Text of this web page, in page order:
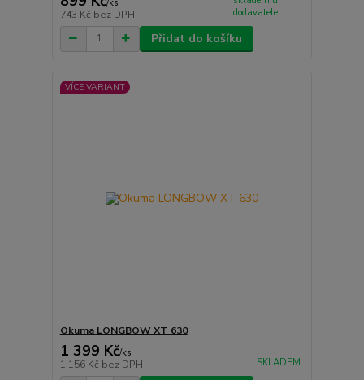
/ks
743 Kč bez DPH
dodavatele
Přidat do košíku
VÍCE VARIANT
Okuma LONGBOW XT 630
1 399 Kč/ks
1 156 Kč bez DPH SKLADEM